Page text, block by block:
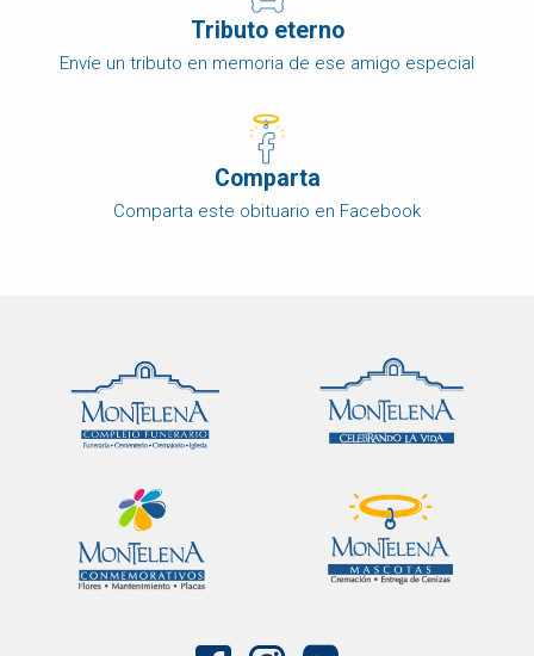
Tributo eterno
Envíe un tributo en memoria de ese amigo especial
Comparta
Comparta este obituario en Facebook